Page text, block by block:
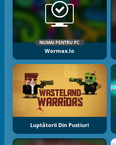
NUMAI PENTRU PC
Wormax.io
Luptătorii Din Pustiuri